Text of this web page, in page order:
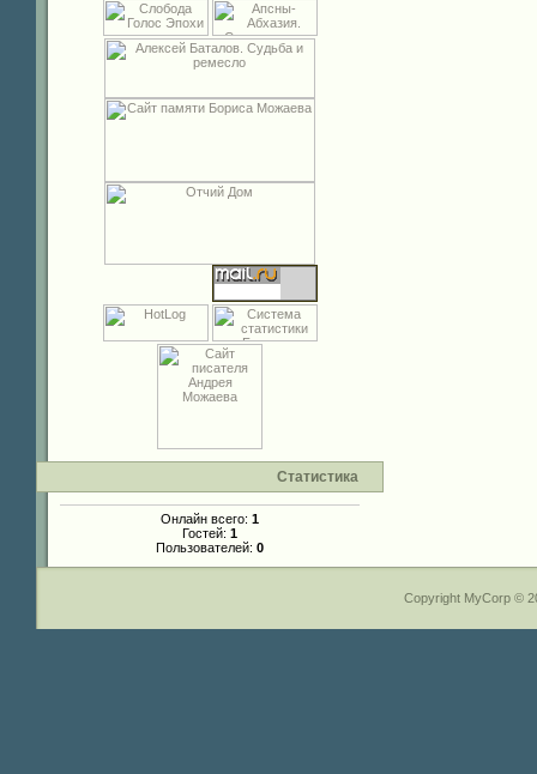
Статистика
Онлайн всего: 1
Гостей: 1
Пользователей: 0
Copyright MyCorp ©